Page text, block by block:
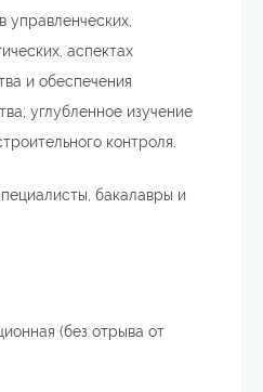
управленческих,
аспектах
и обеспечения
углубленное изучение
контроля.
бакалавры и
(без отрыва от